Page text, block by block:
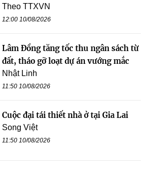
Theo TTXVN
12:00 10/08/2026
Lâm Đồng tăng tốc thu ngân sách từ
đất, tháo gỡ loạt dự án vướng mắc
Nhật Linh
11:50 10/08/2026
Cuộc đại tái thiết nhà ở tại Gia Lai
Song Việt
11:50 10/08/2026